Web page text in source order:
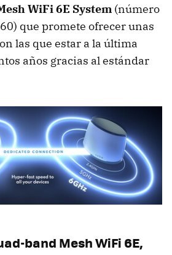
WiFi 6E System (número
que promete ofrecer unas
las que estar a la última
años gracias al estándar
band Mesh WiFi 6E,